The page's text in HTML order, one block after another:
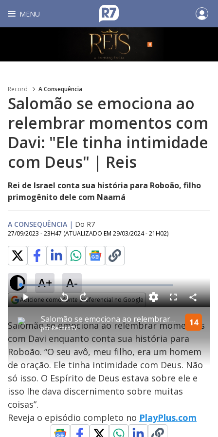
MENU
Record A Consequência
Salomão se emociona ao
relembrar momentos com
Davi: "Ele tinha intimidade
com Deus" | Reis
Rei de Israel conta sua história para Roboão, filho
primogênito dele com Naamá
A CONSEQUÊNCIA | Do R7
27/09/2023 - 23H47 (ATUALIZADO EM 29/03/2024 - 21H02)
A+ A-
Adicione como fonte preferencial no Google
P
l
a
y
Salomão se emociona ao relembrar momentos com Davi: "Ele tinha intimidade com Deus" | Reis
porRecordTV
14
P V
l
t
a
r
0
e
g
n
d
o
s
A
n
ç
a
1
s
e
u
n
o
M
u
L
o
a
d
e
1
6
.
3
4
F
l
s
c
e
n
C
o
m
a
a
Salomão se emociona ao relembrar momentos
com Davi enquanto conta sua história para
Roboão. “O seu avô, meu filho, era um homem
de oração. Ele tinha intimidade com Deus. Não
só isso. O Espírito de Deus estava sobre ele e
isso lhe dava discernimento sobre muitas
coisas”.
Reveja o episódio completo no PlayPlus.com